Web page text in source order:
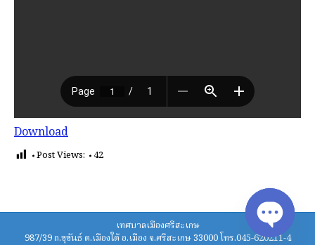
Download
Post Views: 42
เทศบาลเมืองศรีสะเกษ
987/39 ถ.ขุขันธ์ ต.เมืองใต้ อ.เมือง จ.ศรีสะเกษ 33000 โทร.045-620211-4
Open